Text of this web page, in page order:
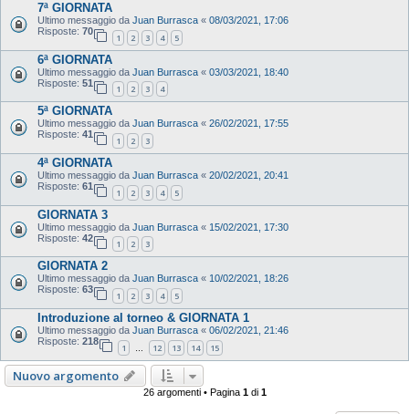
7ª GIORNATA
Ultimo messaggio da Juan Burrasca « 08/03/2021, 17:06
Risposte: 70
1 2 3 4 5
6ª GIORNATA
Ultimo messaggio da Juan Burrasca « 03/03/2021, 18:40
Risposte: 51
1 2 3 4
5ª GIORNATA
Ultimo messaggio da Juan Burrasca « 26/02/2021, 17:55
Risposte: 41
1 2 3
4ª GIORNATA
Ultimo messaggio da Juan Burrasca « 20/02/2021, 20:41
Risposte: 61
1 2 3 4 5
GIORNATA 3
Ultimo messaggio da Juan Burrasca « 15/02/2021, 17:30
Risposte: 42
1 2 3
GIORNATA 2
Ultimo messaggio da Juan Burrasca « 10/02/2021, 18:26
Risposte: 63
1 2 3 4 5
Introduzione al torneo & GIORNATA 1
Ultimo messaggio da Juan Burrasca « 06/02/2021, 21:46
Risposte: 218
1 … 12 13 14 15
Nuovo argomento
26 argomenti • Pagina 1di 1